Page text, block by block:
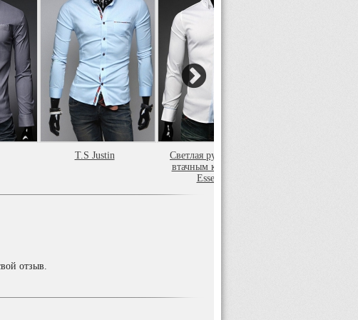
T.S Justin
Светлая рубашка со
втачным карманом
Essence
отзыв.